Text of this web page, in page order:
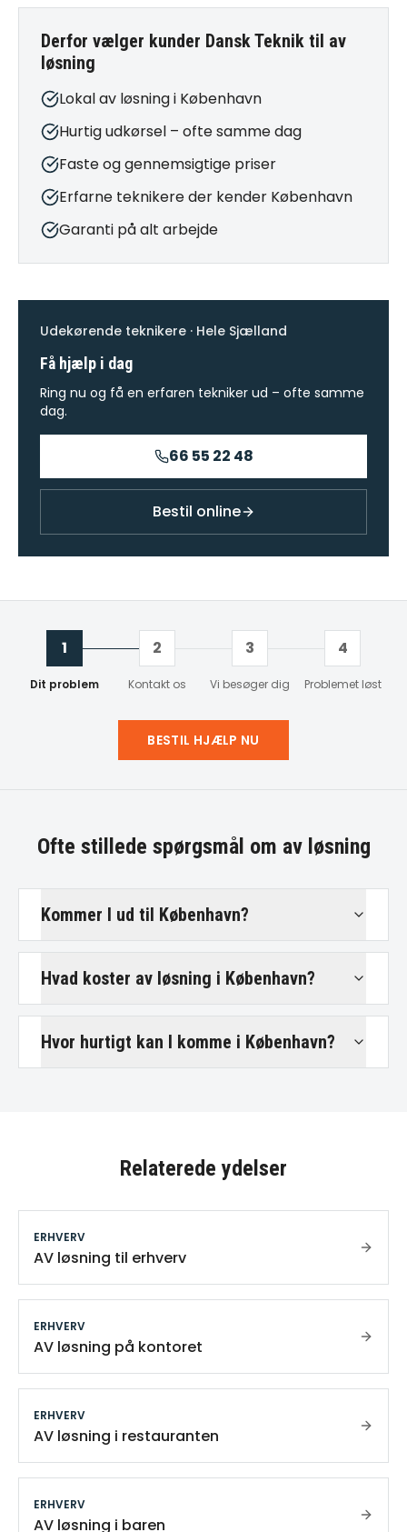
Derfor vælger kunder Dansk Teknik til av
løsning
Lokal av løsning i København
Hurtig udkørsel – ofte samme dag
Faste og gennemsigtige priser
Erfarne teknikere der kender København
Garanti på alt arbejde
Udekørende teknikere · Hele Sjælland
Få hjælp i dag
Ring nu og få en erfaren tekniker ud – ofte samme
dag.
66 55 22 48
Bestil online
1
Dit problem
2
Kontakt os
3
Vi besøger dig
4
Problemet løst
BESTIL HJÆLP NU
Ofte stillede spørgsmål om av løsning
Kommer I ud til København?
Hvad koster av løsning i København?
Hvor hurtigt kan I komme i København?
Relaterede ydelser
ERHVERV
AV løsning til erhverv
ERHVERV
AV løsning på kontoret
ERHVERV
AV løsning i restauranten
ERHVERV
AV løsning i baren